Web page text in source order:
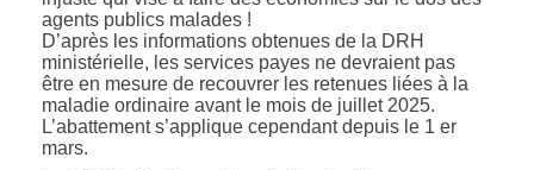
agents publics malades !
D’après les informations obtenues de la DRH
ministérielle, les services payes ne devraient pas
être en mesure de recouvrer les retenues liées à la
maladie ordinaire avant le mois de juillet 2025.
L’abattement s’applique cependant depuis le 1 er
mars.